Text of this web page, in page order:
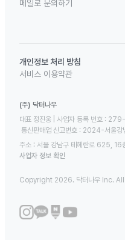
메일로 문의하기
개인정보 처리 방침
서비스 이용약관
(주) 닥터나우
대표 정진웅 | 사업자 등록 번호 :
통신판매업 신고번호 : 2024-서울
주소 : 서울 강남구 테헤란로 625, 16
사업자 정보 확인
Copyright 2026. 닥터나우 Inc.